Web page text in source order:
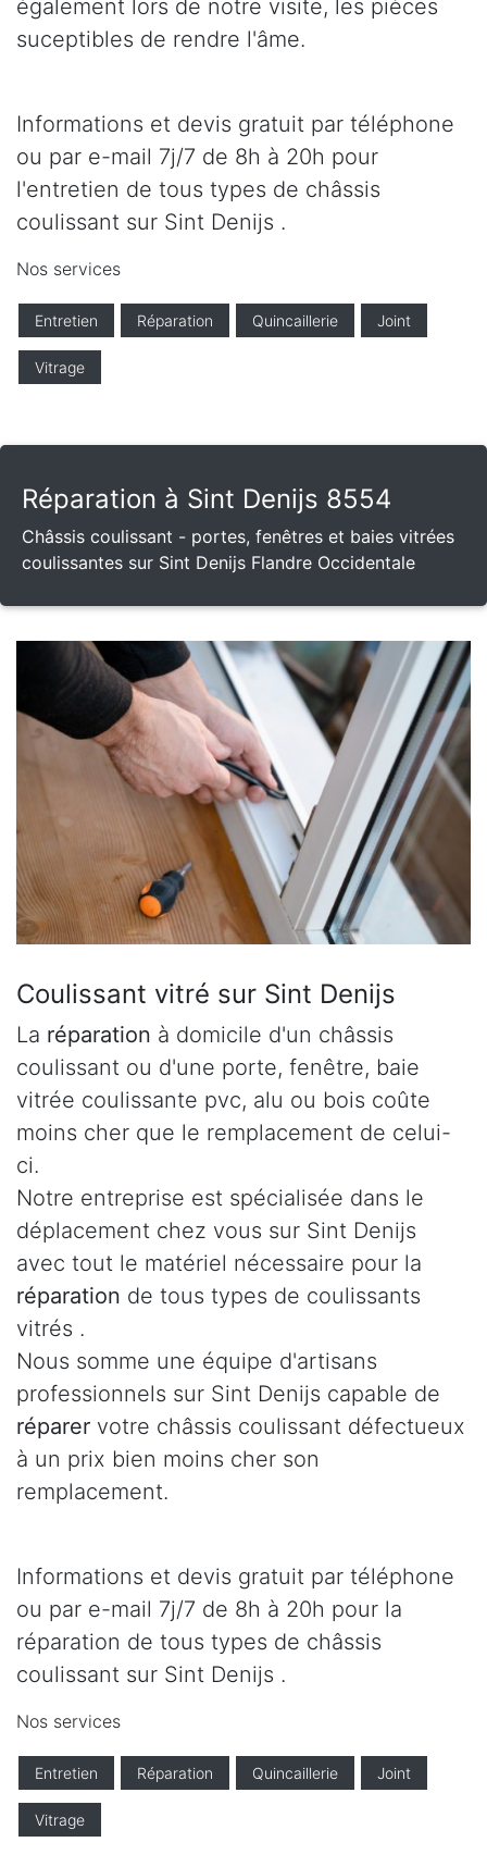
également lors de notre visite, les pièces
suceptibles de rendre l'âme.
Informations et devis gratuit par téléphone
ou par e-mail 7j/7 de 8h à 20h pour
l'entretien de tous types de châssis
coulissant sur Sint Denijs .
Nos services
Entretien Réparation Quincaillerie Joint
Vitrage
Réparation à Sint Denijs 8554
Châssis coulissant - portes, fenêtres et baies vitrées
coulissantes sur Sint Denijs Flandre Occidentale
Coulissant vitré sur Sint Denijs
La réparation à domicile d'un châssis
coulissant ou d'une porte, fenêtre, baie
vitrée coulissante pvc, alu ou bois coûte
moins cher que le remplacement de celui-
ci.
Notre entreprise est spécialisée dans le
déplacement chez vous sur Sint Denijs
avec tout le matériel nécessaire pour la
réparation de tous types de coulissants
vitrés .
Nous somme une équipe d'artisans
professionnels sur Sint Denijs capable de
réparer votre châssis coulissant défectueux
à un prix bien moins cher son
remplacement.
Informations et devis gratuit par téléphone
ou par e-mail 7j/7 de 8h à 20h pour la
réparation de tous types de châssis
coulissant sur Sint Denijs .
Nos services
Entretien Réparation Quincaillerie Joint
Vitrage